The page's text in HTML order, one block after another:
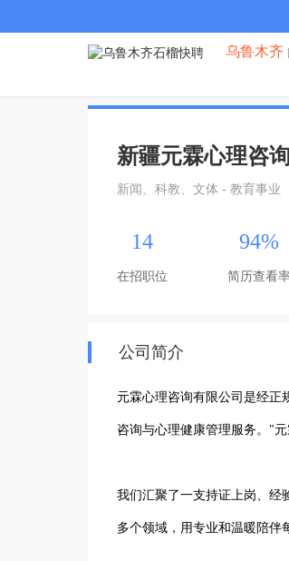
乌鲁木齐
新疆元霖心理咨
新闻、科教、文体 - 教育事业
14
在招职位
94%
简历查看
公司简介
元霖心理咨询有限公司是经正
咨询与心理健康管理服务。"
我们汇聚了一支持证上岗、经
多个领域，用专业和温暖陪伴